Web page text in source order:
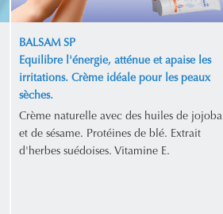
BALSAM SP
Equilibre l'énergie, atténue et apaise les
irritations. Crème idéale pour les peaux
sèches.
Crème naturelle avec des huiles de jojoba
et de sésame. Protéines de blé. Extrait
d'herbes suédoises. Vitamine E.